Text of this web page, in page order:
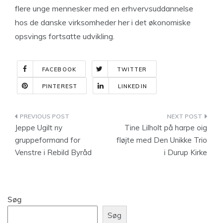
flere unge mennesker med en erhvervsuddannelse
hos de danske virksomheder her i det økonomiske
opsvings fortsatte udvikling.
FACEBOOK TWITTER
PINTEREST LINKEDIN
Indlægsnavigation
Jeppe Ugilt ny
gruppeformand for
Venstre i Rebild Byråd
Tine Lilholt på harpe oig
fløjte med Den Unikke Trio
i Durup Kirke
Søg
Søg